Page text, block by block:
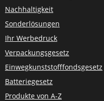
Nachhaltigkeit
Sonderlösungen
Ihr Werbedruck
Verpackungsgesetz
Einwegkunststofffondsgesetz
Batteriegesetz
Produkte von A-Z